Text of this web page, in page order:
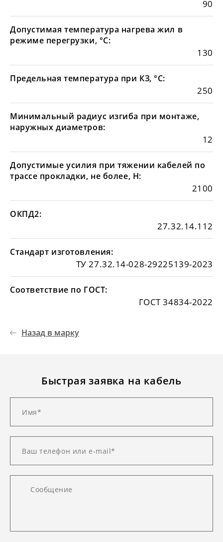
90
Допустимая температура нагрева жил в
режиме перегрузки, °С:
130
Предельная температура при КЗ, °С:
250
Минимальный радиус изгиба при монтаже,
наружных диаметров:
12
Допустимые усилия при тяжении кабелей по
трассе прокладки, не более, Н:
2100
ОКПД2:
27.32.14.112
Стандарт изготовления:
ТУ 27.32.14-028-29225139-2023
Соответствие по ГОСТ:
ГОСТ 34834-2022
Назад в марку
Быстрая заявка на кабель